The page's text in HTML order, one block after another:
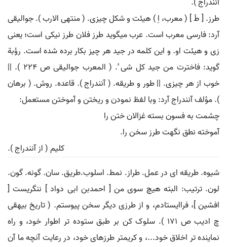
طرز. [ طَ ] ( معرب، اِ ) هیئت و شکل چیزی. ( منتهی الارب ). جوالیقی
آرد: فارسی معرب است. عرب میگوید طرز فلان طرز نیکی است؛ یعنی
زی و هیئت او. و این کلمه در جید هر چیز بکار برده شده است. رؤبة
گوید: فاخترت من جید کل شی ٔ. ( المعرب جوالیقی ص 224 ). ||
خوب از هر چیزی. || طور و طریقه. ( آنندراج ). قاعده. روش. ( برهان
). مؤلف آنندراج آرد: وبا لفظ نمودن و ریختن و آموختن مستعمل:
چشمت به فسون بسته غزالان ختن را
آموخته نطق نگهت طرز سخن را.
کلیم ( از آنندراج ).
شیوه. طریقه ای در عمل. طراز. نمط. اسلوب.طریق. سان. گونه. گون.
لون. ترتیب: البته هیچ سوی من [ احمدبن ابی دواد ] ننگریست [
افشین ]، فراایستادم، و از طرزی دیگر سخن پیوستم. ( تاریخ بیهقی
چ ادیب ص 171 ). سلوک کن بر طبق ستوده تر اطوار خود، و راه
نماینده تر اخلاق خود...، و کریمتر طرزهای خود، در رعایت آنچه ما آن